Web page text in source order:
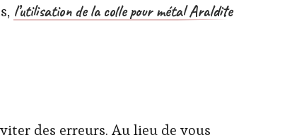
l’utilisation de la colle pour métal Araldite
des erreurs. Au lieu de vous